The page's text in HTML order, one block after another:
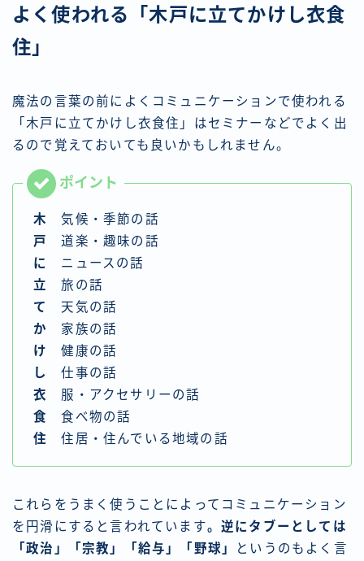
よく使われる「木戸に立てかけし衣食
住」
魔法の言葉の前によくコミュニケーションで使われる
「木戸に立てかけし衣食住」はセミナーなどでよく出
るので覚えておいても良いかもしれません。
木
気候・季節の話
戸
道楽・趣味の話
に
ニュースの話
立
旅の話
て
天気の話
か
家族の話
け
健康の話
し
仕事の話
衣
服・アクセサリーの話
食
食べ物の話
住
住居・住んでいる地域の話
これらをうまく使うことによってコミュニケーション
を円滑にすると言われています。逆にタブーとしては
「政治」「宗教」「給与」「野球」
というのもよく言